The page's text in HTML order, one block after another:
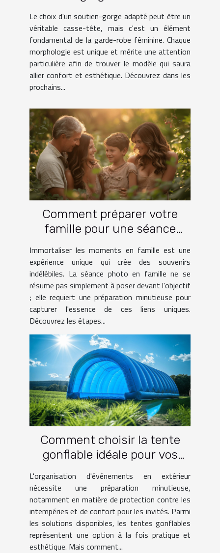
Le choix d'un soutien-gorge adapté peut être un
véritable casse-tête, mais c'est un élément
fondamental de la garde-robe féminine. Chaque
morphologie est unique et mérite une attention
particulière afin de trouver le modèle qui saura
allier confort et esthétique. Découvrez dans les
prochains...
Comment préparer votre
famille pour une séance
Immortaliser les moments en famille est une
expérience unique qui crée des souvenirs
indélébiles. La séance photo en famille ne se
résume pas simplement à poser devant l'objectif
; elle requiert une préparation minutieuse pour
capturer l'essence de ces liens uniques.
Découvrez les étapes...
Comment choisir la tente
gonflable idéale pour vos
L'organisation d'événements en extérieur
nécessite une préparation minutieuse,
notamment en matière de protection contre les
intempéries et de confort pour les invités. Parmi
les solutions disponibles, les tentes gonflables
représentent une option à la fois pratique et
esthétique. Mais comment...